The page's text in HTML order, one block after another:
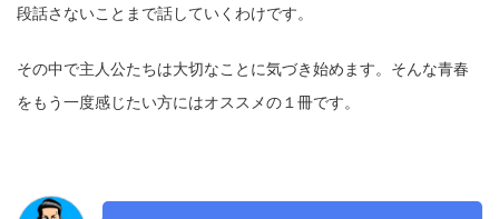
段話さないことまで話していくわけです。
その中で主人公たちは大切なことに気づき始めます。そんな青春
をもう一度感じたい方にはオススメの１冊です。